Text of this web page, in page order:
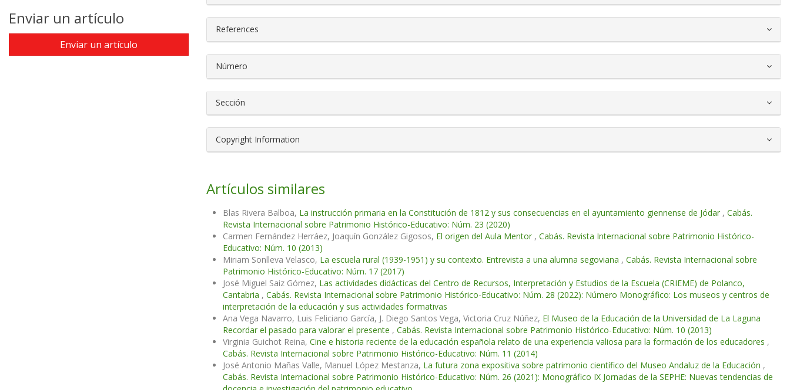
References
Número
Sección
Copyright Information
Artículos similares
Blas Rivera Balboa, La instrucción primaria en la Constitución de 1812 y sus consecuencias en el ayuntamiento giennense de Jódar , Cabás.
Revista Internacional sobre Patrimonio Histórico-Educativo: Núm. 23 (2020)
Carmen Fernández Herráez, Joaquín González Gigosos, El origen del Aula Mentor , Cabás. Revista Internacional sobre Patrimonio Histórico-
Educativo: Núm. 10 (2013)
Miriam Sonlleva Velasco, La escuela rural (1939-1951) y su contexto. Entrevista a una alumna segoviana , Cabás. Revista Internacional sobre
Patrimonio Histórico-Educativo: Núm. 17 (2017)
José Miguel Saiz Gómez, Las actividades didácticas del Centro de Recursos, Interpretación y Estudios de la Escuela (CRIEME) de Polanco,
Cantabria , Cabás. Revista Internacional sobre Patrimonio Histórico-Educativo: Núm. 28 (2022): Número Monográfico: Los museos y centros de
interpretación de la educación y sus actividades formativas
Ana Vega Navarro, Luis Feliciano García, J. Diego Santos Vega, Victoria Cruz Núñez, El Museo de la Educación de la Universidad de La Laguna
Recordar el pasado para valorar el presente , Cabás. Revista Internacional sobre Patrimonio Histórico-Educativo: Núm. 10 (2013)
Virginia Guichot Reina, Cine e historia reciente de la educación española relato de una experiencia valiosa para la formación de los educadores ,
Cabás. Revista Internacional sobre Patrimonio Histórico-Educativo: Núm. 11 (2014)
José Antonio Mañas Valle, Manuel López Mestanza, La futura zona expositiva sobre patrimonio científico del Museo Andaluz de la Educación ,
Cabás. Revista Internacional sobre Patrimonio Histórico-Educativo: Núm. 26 (2021): Monográfico IX Jornadas de la SEPHE: Nuevas tendencias de
Enviar un artículo
Enviar un artículo